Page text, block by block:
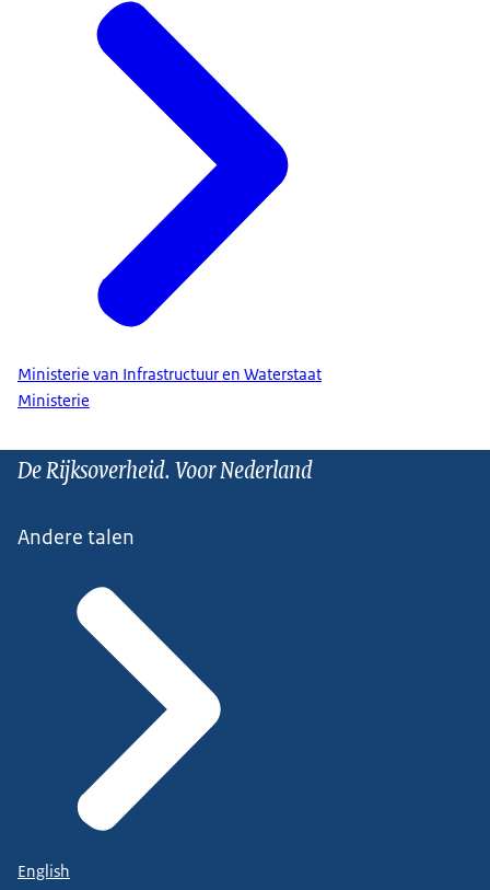
Ministerie van Infrastructuur en Waterstaat
Ministerie
De Rijksoverheid. Voor Nederland
Andere talen
English